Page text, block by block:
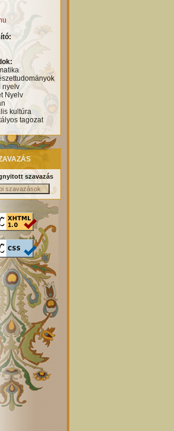
nyelv
Nyelv
kultúra
tagozat
szavazás